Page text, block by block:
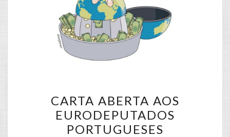
ABERTA
AOS
EURODEPUTADOS
CARTA ABERTA AOS
EURODEPUTADOS
PORTUGUESES